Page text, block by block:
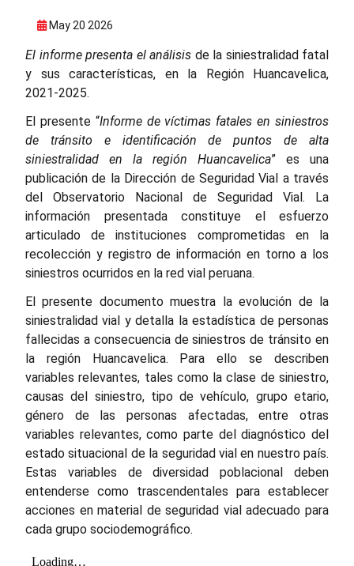
May 20 2026
El informe presenta el análisis de la siniestralidad fatal
y sus características, en la Región Huancavelica,
2021-2025.
El presente “Informe de víctimas fatales en siniestros
de tránsito e identificación de puntos de alta
siniestralidad en la región Huancavelica” es una
publicación de la Dirección de Seguridad Vial a través
del Observatorio Nacional de Seguridad Vial. La
información presentada constituye el esfuerzo
articulado de instituciones comprometidas en la
recolección y registro de información en torno a los
siniestros ocurridos en la red vial peruana.
El presente documento muestra la evolución de la
siniestralidad vial y detalla la estadística de personas
fallecidas a consecuencia de siniestros de tránsito en
la región Huancavelica. Para ello se describen
variables relevantes, tales como la clase de siniestro,
causas del siniestro, tipo de vehículo, grupo etario,
género de las personas afectadas, entre otras
variables relevantes, como parte del diagnóstico del
estado situacional de la seguridad vial en nuestro país.
Estas variables de diversidad poblacional deben
entenderse como trascendentales para establecer
acciones en material de seguridad vial adecuado para
cada grupo sociodemográfico.